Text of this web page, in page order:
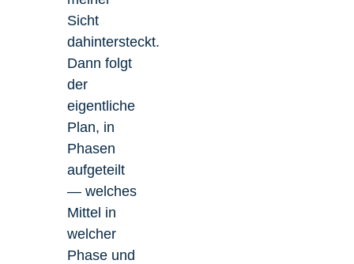
Sicht
dahintersteckt.
Dann folgt
der
eigentliche
Plan, in
Phasen
aufgeteilt
— welches
Mittel in
welcher
Phase und